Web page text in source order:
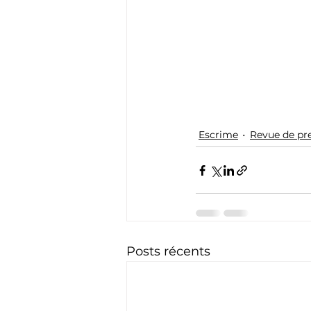
Escrime Revue de
Posts récents